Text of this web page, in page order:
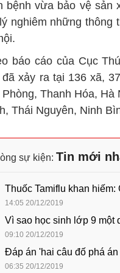
bệnh vừa bảo vệ sản
nghiêm những thông
báo cáo của Cục
đã xảy ra tại 136 xã,
Phòng, Thanh Hóa,
Thái Nguyên, Ninh
sự kiện: Tin mới
Thuốc Tamiflu khan
14:05 20/12/2019
Vì sao học sinh lớp 9 một
09:10 20/12/2019
Đáp án 'hai câu đố phá
06:35 20/12/2019